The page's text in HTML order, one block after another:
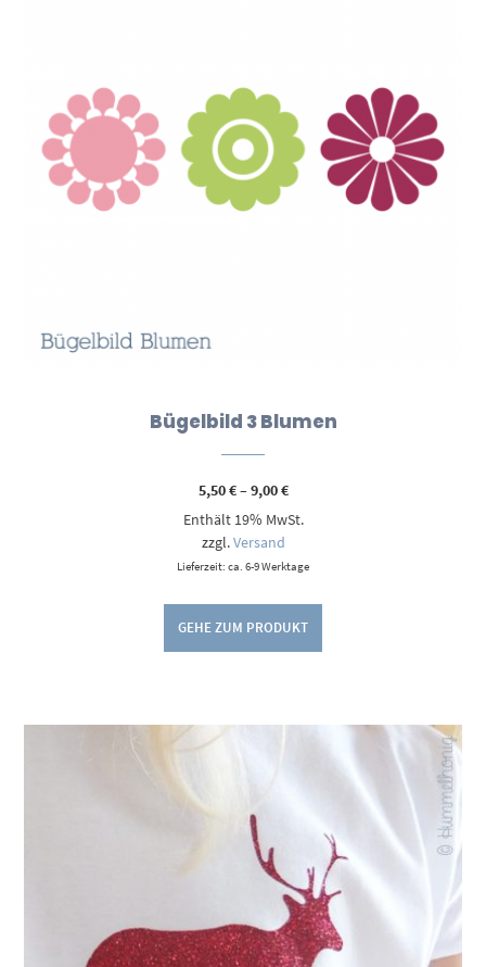
Bügelbild 3 Blumen
5,50€–9,00€Preisspanne:
bis
Enthält 19% MwSt.
zzgl.Versand
Lieferzeit: ca. 6-9 Werktage
GEHE ZUM PRODUKT